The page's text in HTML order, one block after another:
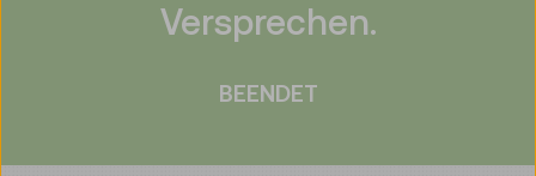
Versprechen.
BEENDET